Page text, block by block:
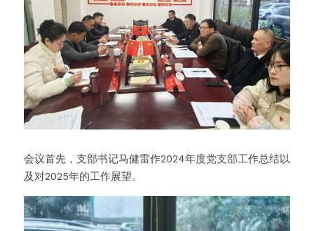
会议首先，支部书记马健雷作2024年度党支部工作总结以
及对2025年的工作展望。